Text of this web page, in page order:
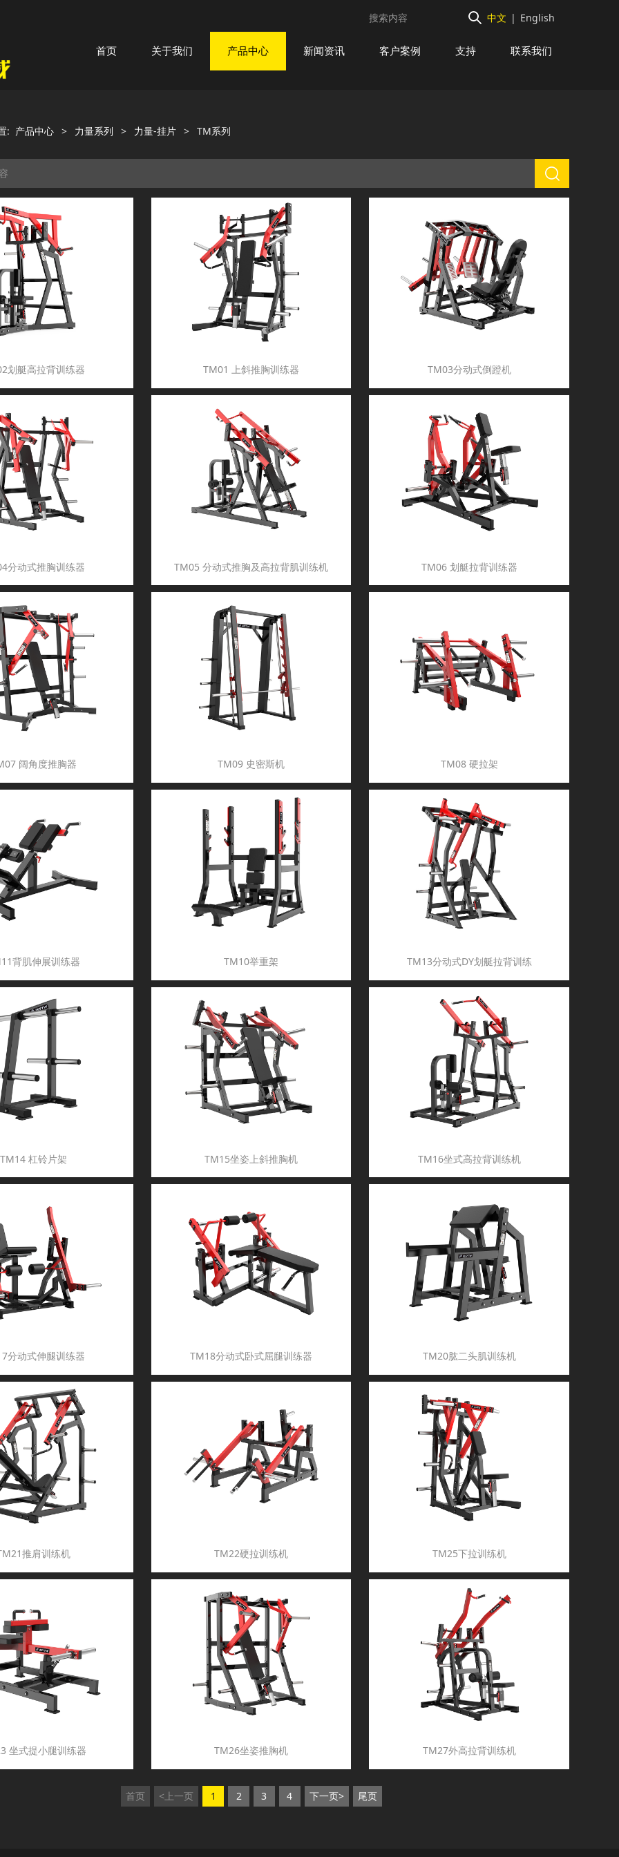
中文 | English
首页 关于我们 产品中心 新闻资讯 客户案例 支持 联系我们
: 产品中心 > 力量系列 > 力量-挂片 > TM系列
划艇高拉背训练器 TM01 上斜推胸训练器 TM03分动式倒蹬机
分动式推胸训练器 TM05 分动式推胸及高拉背肌训练机 TM06 划艇拉背训练器
阔角度推胸器 TM09 史密斯机 TM08 硬拉架
背肌伸展训练器 TM10举重架 TM13分动式DY划艇拉背训练
TM14 杠铃片架 TM15坐姿上斜推胸机 TM16坐式高拉背训练机
分动式伸腿训练器 TM18分动式卧式屈腿训练器 TM20肱二头肌训练机
推肩训练机 TM22硬拉训练机 TM25下拉训练机
坐式提小腿训练器 TM26坐姿推胸机 TM27外高拉背训练机
首页 <上一页 1 2 3 4 下一页> 尾页